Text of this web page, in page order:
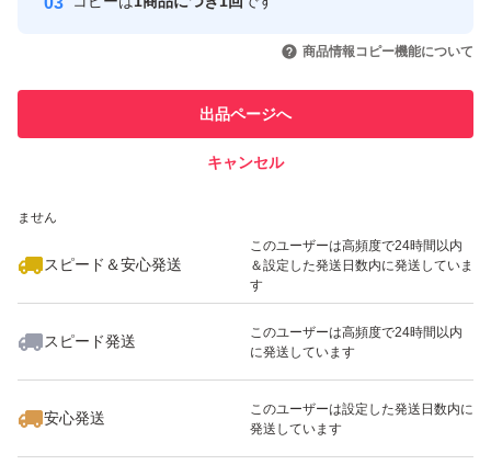
引を完了させた実績があります
での取引実績があります
ません
スピード＆安心発送
このユーザーは高頻度で24時間以内
＆設定した発送日数内に発送していま
す
スピード発送
このユーザーは高頻度で24時間以内
に発送しています
安心発送
このユーザーは設定した発送日数内に
発送しています
商品情報コピー機能について
出品ページへ
キャンセル
いいね！
1,350